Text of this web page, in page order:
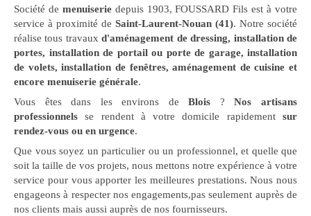
Société de menuiseriedepuis 1903, FOUSSARD Fils est à votre
service à proximité de Saint-Laurent-Nouan (41). Notre société
réalise tous travaux d'aménagement de dressing, installation de
portes, installation de portail ou porte de garage, installation
de volets, installation de fenêtres, aménagement de cuisine et
encore menuiserie générale.
Vous êtes dans les environs deBlois ?Nos artisans
professionnels se rendent à votre domicile rapidementsur
rendez-vous ou en urgence.
Que vous soyez un particulier ou un professionnel, et quelle que
soit la taille de vos projets, nous mettons notre expérience à votre
service pour vous apporter les meilleures prestations. Nous nous
engageons à respecter nos engagements,pas seulement auprès de
nos clients mais aussi auprès de nos fournisseurs.